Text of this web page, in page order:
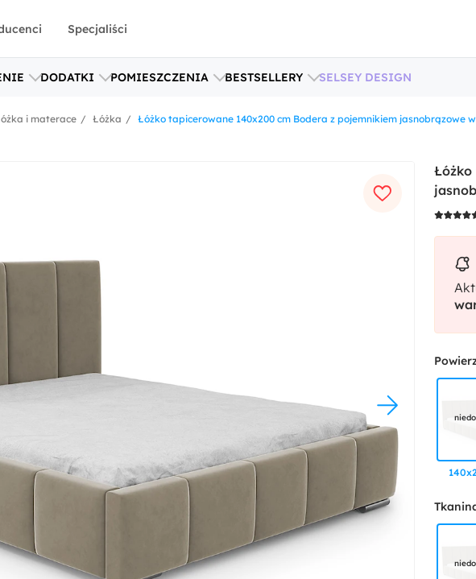
DODATKI POMIESZCZENIA BESTSELLERY SELSEY DESIGN
Specjaliści
Łóżko tapicerowane 140x200 cm Bodera z pojemnikiem jasnobrązowe
Łóżka
i materace
Łóżko